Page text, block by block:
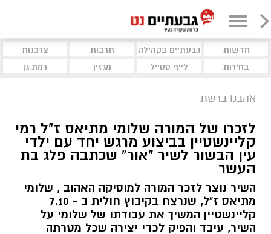
חדשות גבעתיים בקהילה תרבות
צרכנות
בחירות
לייף סטייל מגזין רמת גן
אהבנו ברשת
לזכרו של המורה שלומי מתיאס ז"ל רמי
קליינשטיין בביצוע מרגש יחד עם ילדי
עין הבשור לשיר "אור" שכתבה פלג בת
העשר
השיר נוצר לזכר המורה למוסיקה האהוב , שלומי
מתיאס ז"ל, שנרצח בקיבוץ חולית ב - 7.10
קליינשטיין המשיך את עבודתו של שלומי על
השיר, עיבד והפיק לכדי יצירה שכל מטרתה